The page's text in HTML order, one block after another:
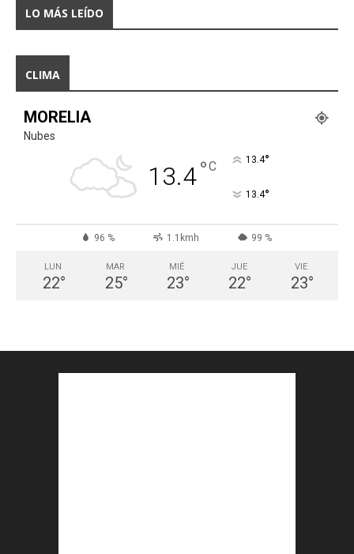
LO MÁS LEÍDO
CLIMA
MORELIA
Nubes
13.4°C 13.4°
13.4°
96 % 1.1kmh 99 %
LUN
22°
MAR
25°
MIÉ
23°
JUE
22°
VIE
23°